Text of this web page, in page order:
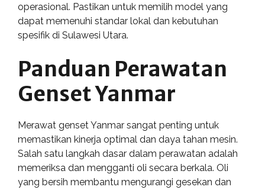
operasional. Pastikan untuk memilih model yang
dapat memenuhi standar lokal dan kebutuhan
spesifik di Sulawesi Utara.
Panduan Perawatan
Genset Yanmar
Merawat genset Yanmar sangat penting untuk
memastikan kinerja optimal dan daya tahan mesin.
Salah satu langkah dasar dalam perawatan adalah
memeriksa dan mengganti oli secara berkala. Oli
yang bersih membantu mengurangi gesekan dan